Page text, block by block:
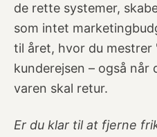
de rette systemer,
som intet
til året, hvor du mestrer
kunderejsen – også når
varen skal retur.
Er du klar til at fjerne